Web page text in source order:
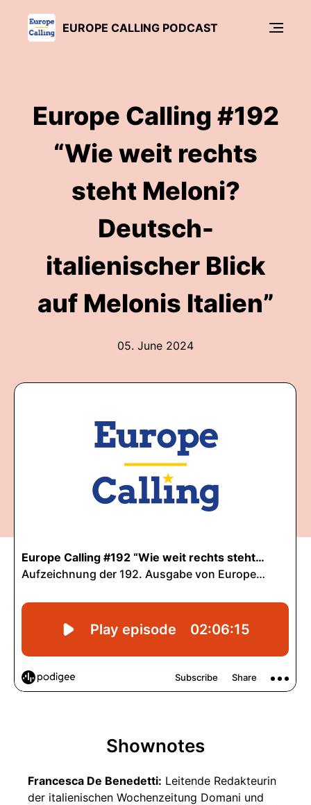
EUROPE CALLING PODCAST
Europe Calling #192
“Wie weit rechts
steht Meloni?
Deutsch-
italienischer Blick
auf Melonis Italien”
05. June 2024
Shownotes
Francesca De Benedetti: Leitende Redakteurin
der italienischen Wochenzeitung Domani und